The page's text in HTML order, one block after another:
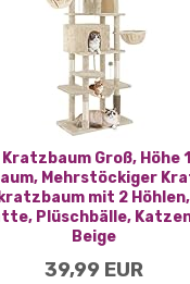
Kratzbaum Groß, Höhe
Mehrstöckiger
mit 2
Plüschbälle,
Beige
39,99 EUR